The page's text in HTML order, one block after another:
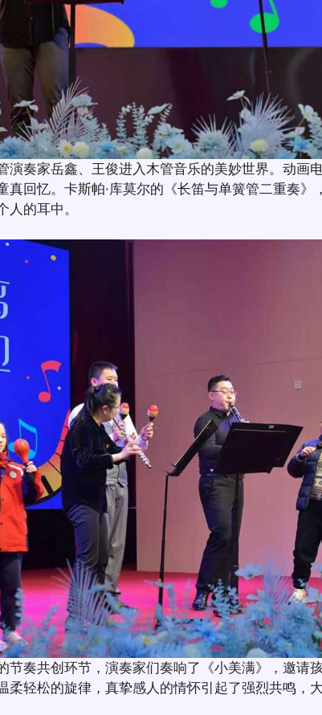
演奏家岳鑫、王俊进入木管音乐的美妙世界。动画
真回忆。卡斯帕·库莫尔的《长笛与单簧管二重奏》
人的耳中。
节奏共创环节，演奏家们奏响了《小美满》，邀请
柔轻松的旋律，真挚感人的情怀引起了强烈共鸣，